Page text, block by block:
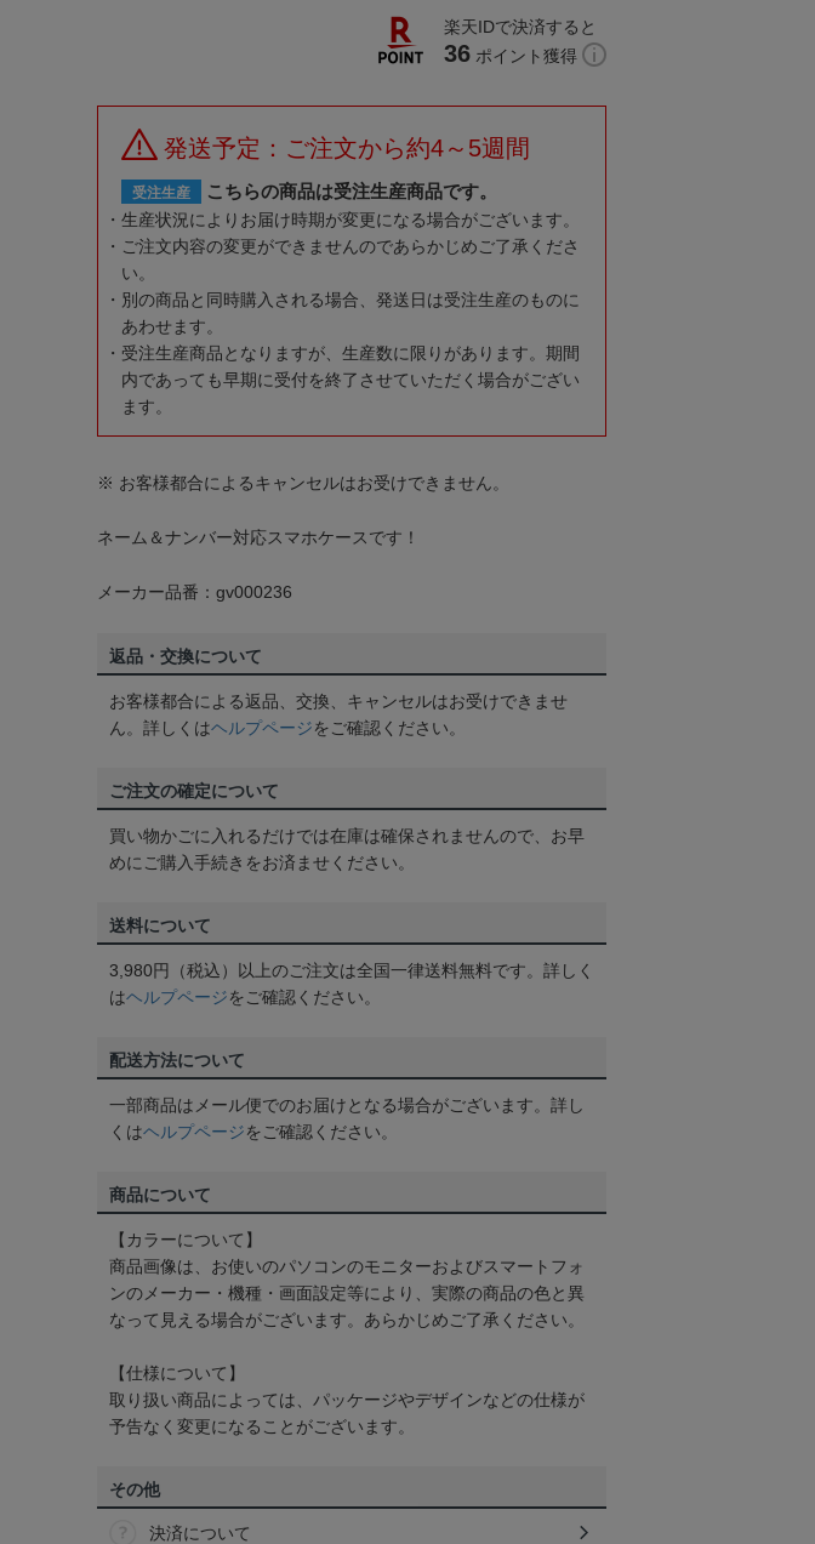
楽天IDで決済すると
36 ポイント獲得
発送予定：ご注文から約4～5週間
受注生産 こちらの商品は受注生産商品です。
生産状況によりお届け時期が変更になる場合がございます。
ご注文内容の変更ができませんのであらかじめご了承くださ
い。
別の商品と同時購入される場合、発送日は受注生産のものに
あわせます。
受注生産商品となりますが、生産数に限りがあります。期間
内であっても早期に受付を終了させていただく場合がござい
ます。
※ お客様都合によるキャンセルはお受けできません。
ネーム＆ナンバー対応スマホケースです！
メーカー品番：gv000236
返品・交換について
お客様都合による返品、交換、キャンセルはお受けできませ
ん。詳しくはヘルプページをご確認ください。
ご注文の確定について
買い物かごに入れるだけでは在庫は確保されませんので、お早
めにご購入手続きをお済ませください。
送料について
3,980円（税込）以上のご注文は全国一律送料無料です。詳しく
はヘルプページをご確認ください。
配送方法について
一部商品はメール便でのお届けとなる場合がございます。詳し
くはヘルプページをご確認ください。
商品について
【カラーについて】
商品画像は、お使いのパソコンのモニターおよびスマートフォ
ンのメーカー・機種・画面設定等により、実際の商品の色と異
なって見える場合がございます。あらかじめご了承ください。
【仕様について】
取り扱い商品によっては、パッケージやデザインなどの仕様が
予告なく変更になることがございます。
その他
決済について